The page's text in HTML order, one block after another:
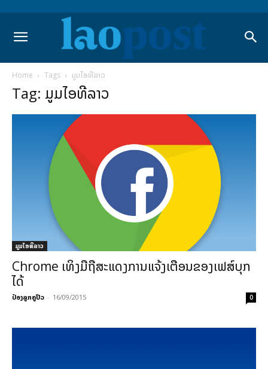
Home Tags ມູມໄອທີລາວ
Tag: ມູມໄອທີລາວ
ມູມໄອທີລາວ
Chrome ເທິງມືຖືສະແດງການແຈ້ງເຕືອນຂອງເຟສ໌ບຸກ
ໄດ້
ປ໋ອງລູກຄູປິວ - 16/09/2015 0